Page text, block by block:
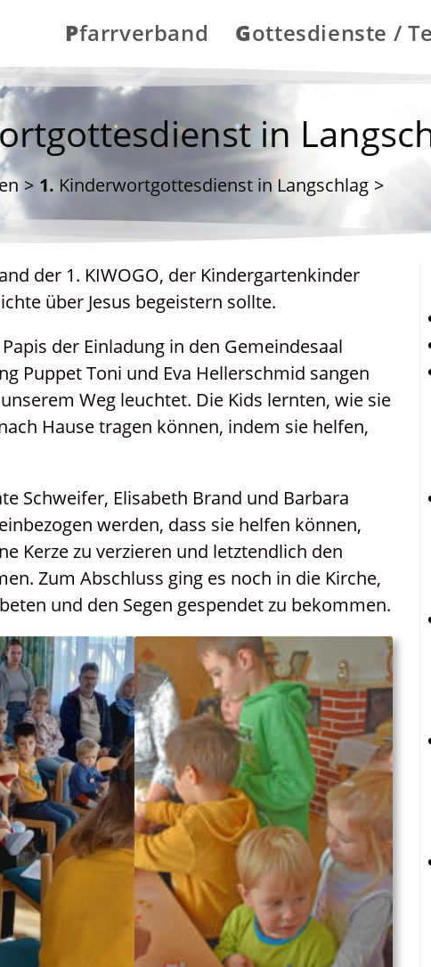
Pfarrverband Gottesdienste /
in
> 1. Kinderwortgottesdienst in Langschlag >
der 1. KIWOGO, der Kindergartenkinder
über Jesus begeistern sollte.
der Einladung in den Gemeindesaal
Puppet Toni und Eva Hellerschmid sangen
Weg leuchtet. Die Kids lernten, wie sie
Hause tragen können, indem sie helfen,
Schweifer, Elisabeth Brand und Barbara
werden, dass sie helfen können,
Kerze zu verzieren und letztendlich den
Zum Abschluss ging es noch in die Kirche,
und den Segen gespendet zu bekommen.